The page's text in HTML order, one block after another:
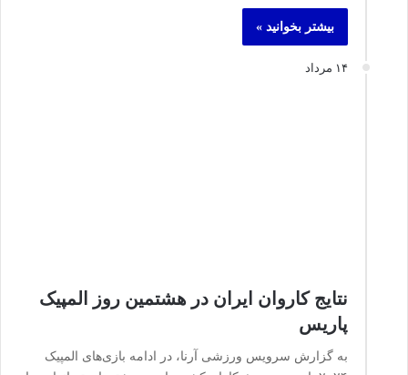
بیشتر بخوانید »
۱۴ مرداد
نتایج کاروان ایران در هشتمین روز المپیک
پاریس
به گزارش سرویس ورزشی آرنا، در ادامه بازی‌های المپیک